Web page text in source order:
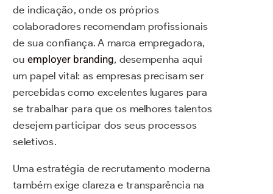
de indicação, onde os próprios
colaboradores recomendam profissionais
de sua confiança. A marca empregadora,
ou employer branding, desempenha aqui
um papel vital: as empresas precisam ser
percebidas como excelentes lugares para
se trabalhar para que os melhores talentos
desejem participar dos seus processos
seletivos.
Uma estratégia de recrutamento moderna
também exige clareza e transparência na